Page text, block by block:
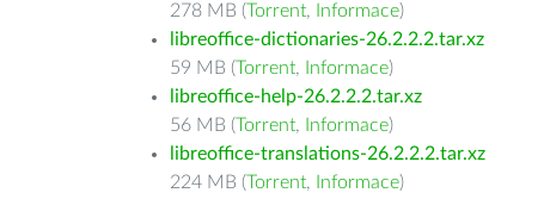
278 MB (Torrent, Informace)
libreoffice-dictionaries-26.2.2.2.tar.xz
59 MB (Torrent, Informace)
libreoffice-help-26.2.2.2.tar.xz
56 MB (Torrent, Informace)
libreoffice-translations-26.2.2.2.tar.xz
224 MB (Torrent, Informace)